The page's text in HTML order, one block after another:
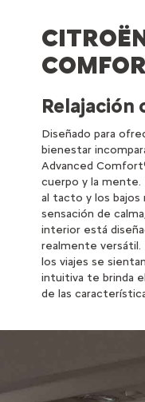
Relajación
Diseñado para
bienestar
Advanced
cuerpo y la
al tacto y los bajos
sensación de
interior está
realmente versátil.
los viajes se
intuitiva te brinda
de las